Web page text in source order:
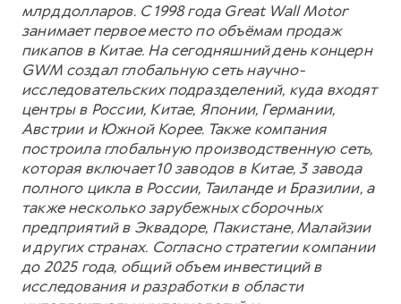
млрд долларов. С 1998 года Great Wall Motor
занимает первое место по объёмам продаж
пикапов в Китае. На сегодняшний день концерн
GWM создал глобальную сеть научно-
исследовательских подразделений, куда входят
центры в России, Китае, Японии, Германии,
Австрии и Южной Корее. Также компания
построила глобальную производственную сеть,
которая включает 10 заводов в Китае, 3 завода
полного цикла в России, Таиланде и Бразилии, а
также несколько зарубежных сборочных
предприятий в Эквадоре, Пакистане, Малайзии
и других странах. Согласно стратегии компании
до 2025 года, общий объем инвестиций в
исследования и разработки в области